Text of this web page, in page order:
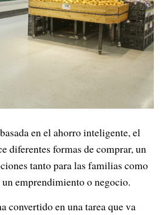
en el ahorro inteligente, el
diferentes formas de comprar, un
tanto para las familias como
emprendimiento o negocio.
convertido en una tarea que va